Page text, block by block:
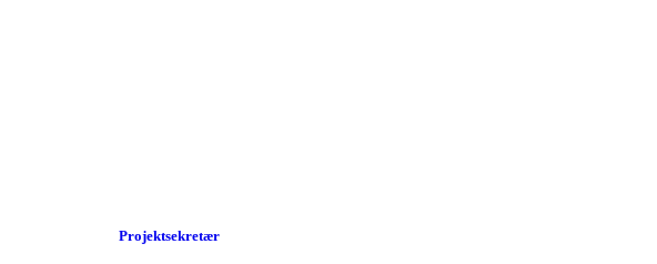
Projektsekretær